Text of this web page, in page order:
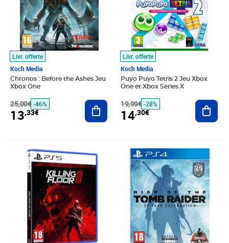
Livr. offerte
Koch Media
Chronos : Before the Ashes Jeu
Xbox One
25,00€ -46%
13,33€
Ajouter au panier
Livr. offerte
Koch Media
Puyo Puyo Tetris 2 Jeu Xbox
One et Xbox Series X
19,99€ -28%
14,30€
Prix barré 39,99€
Prix 15,56€ Prix 15,62€